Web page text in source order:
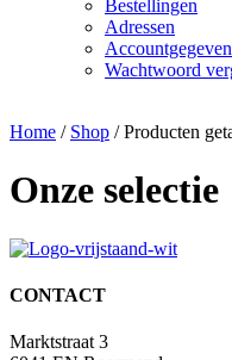
Bestellingen
Adressen
Wachtwoord
Home / Shop / Producten
Onze selectie
CONTACT
Marktstraat 3